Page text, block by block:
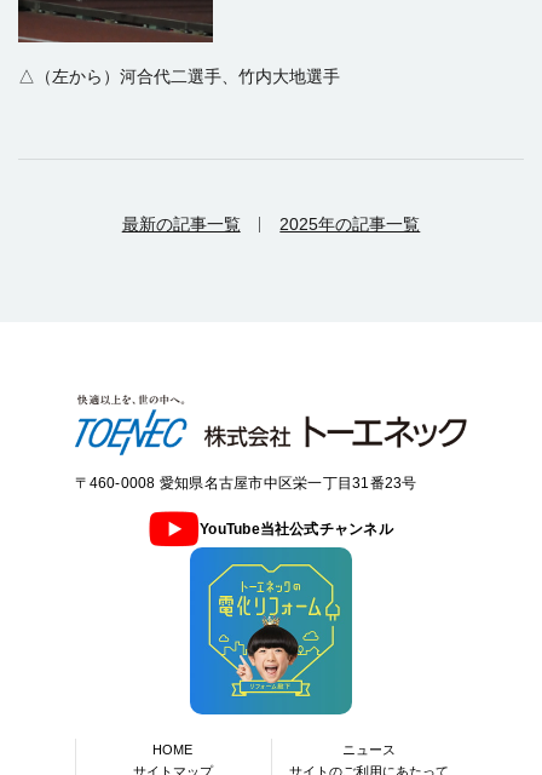
△（左から）河合代二選手、竹内大地選手
最新の記事一覧 2025年の記事一覧
〒460-0008 愛知県名古屋市中区栄一丁目31番23号
YouTube当社公式チャンネル
HOME
ニュース
サイトマップ
サイトのご利用にあたって